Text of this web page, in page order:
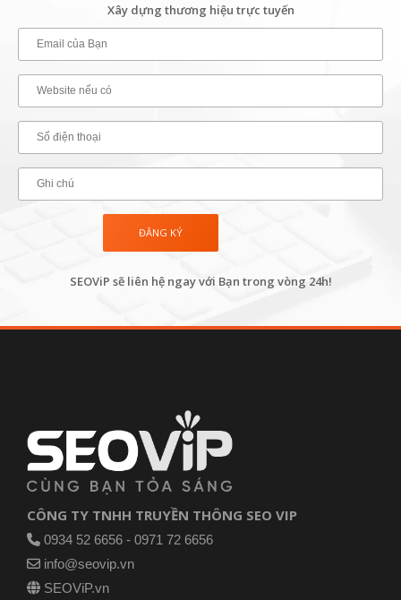
Xây dựng thương hiệu trực tuyến
SEOViP sẽ liên hệ ngay với Bạn trong vòng 24h!
CÔNG TY TNHH TRUYỀN THÔNG SEO VIP
0934 52 6656 - 0971 72 6656
info@seovip.vn
SEOViP.vn